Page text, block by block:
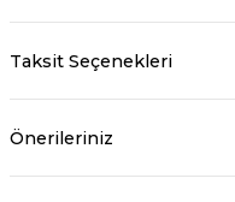
Taksit Seçenekleri
Önerileriniz